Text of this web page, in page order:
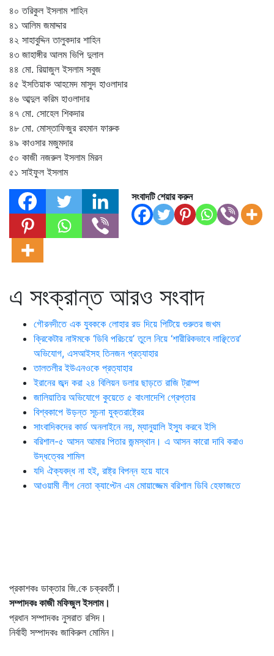
৪০ তরিকুল ইসলাম শাহিন
৪১ আলিম জমাদ্দার
৪২ সাহাবুদ্দিন তালুকদার শাহিন
৪৩ জাহাঙ্গীর আলম ভিপি দুলাল
৪৪ মো. রিয়াজুল ইসলাম সবুজ
৪৫ ইসতিয়াক আহমেদ মাসুদ হাওলাদার
৪৬ আব্দুল করিম হাওলাদার
৪৭ মো. সোহেল শিকদার
৪৮ মো. মোস্তাফিজুর রহমান ফারুক
৪৯ কাওসার মজুমদার
৫০ কাজী নজরুল ইসলাম মিরন
৫১ সাইফুল ইসলাম
সংবাদটি শেয়ার করুন
এ সংক্রান্ত আরও সংবাদ
গৌরনদীতে এক যুবককে লোহার রড দিয়ে পিটিয়ে গুরুতর জখম
ক্রিকেটার নাঈমকে ‘ডিবি পরিচয়ে’ তুলে নিয়ে ‘শারীরিকভাবে লাঞ্ছিতের’
অভিযোগ, এসআইসহ তিনজন প্রত্যাহার
তালতলীর ইউএনওকে প্রত্যাহার
ইরানের জব্দ করা ২৪ বিলিয়ন ডলার ছাড়তে রাজি ট্রাম্প
জালিয়াতির অভিযোগে কুয়েতে ৫ বাংলাদেশি গ্রেপ্তার
বিশ্বকাপে উড়ন্ত সূচনা যুক্তরাষ্ট্রের
সাংবাদিকদের কার্ড অনলাইনে নয়, ম্যানুয়ালি ইস্যু করবে ইসি
বরিশাল-৫ আসন আমার পিতার জন্মস্থান। এ আসন কারো দাবি করাও
উদ্ধত্বের শামিল
যদি ঐক্যবদ্ধ না হই, রাষ্ট্র বিপন্ন হয়ে যাবে
আওয়ামী লীগ নেতা ক্যাপ্টেন এম মোয়াজ্জেম বরিশাল ডিবি হেফাজতে
প্রকাশকঃ ডাক্তার জি.কে চক্রবর্তী।
সম্পাদকঃ কাজী মফিজুল ইসলাম।
প্রধান সম্পাদকঃ নুসরাত রসিদ।
নির্বাহী সম্পাদকঃ জাকিরুল মোমিন।